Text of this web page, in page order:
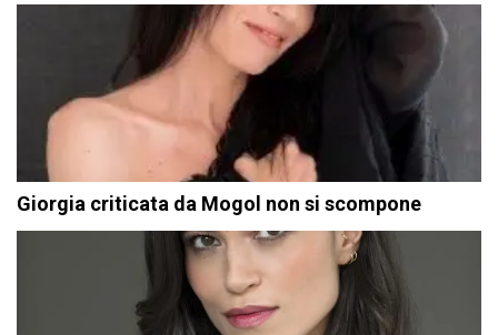
Giorgia criticata da Mogol non si scompone